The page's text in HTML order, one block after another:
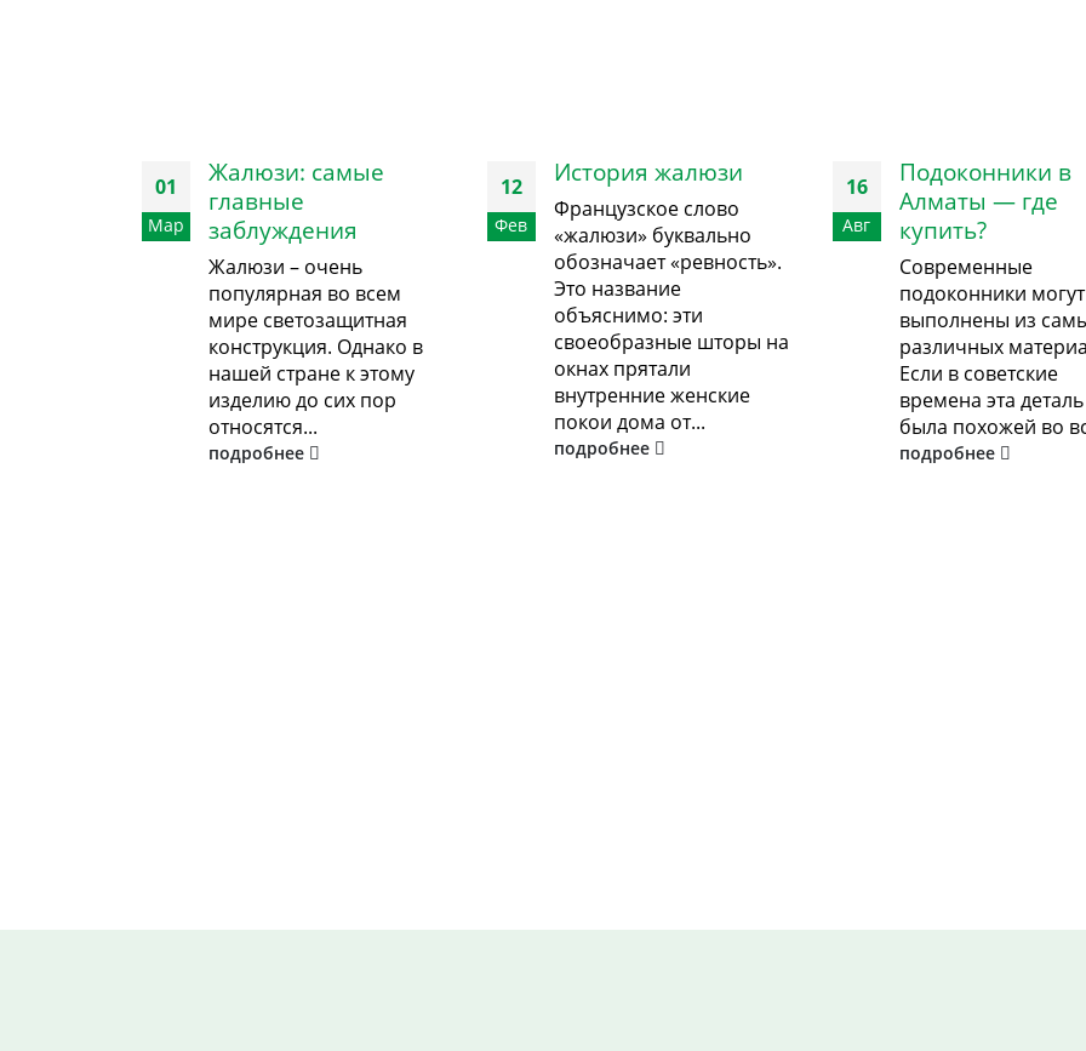
01
Мар
Жалюзи: самые
главные
заблуждения
Жалюзи – очень
популярная во всем
мире светозащитная
конструкция. Однако в
нашей стране к этому
изделию до сих пор
относятся...
подробнее
12
Фев
История жалюзи
Французское слово
«жалюзи» буквально
обозначает «ревность».
Это название
объяснимо: эти
своеобразные шторы на
окнах прятали
внутренние женские
покои дома от...
подробнее
16
Авг
Подоконники в
Алматы — где
купить?
Современные
подоконники
выполнены из
различных
Если в советские
времена эта
была похожей во
подробнее